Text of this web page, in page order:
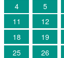
4 5
11
12
18
19
25
26